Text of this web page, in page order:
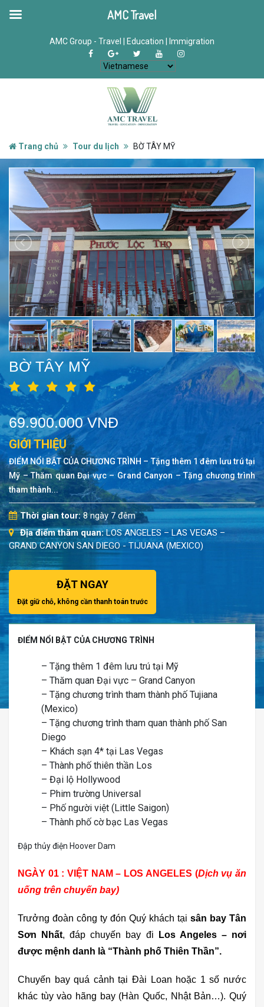
AMC Group - Travel | Education | Immigration
Trang chủ Tour du lịch BỜ TÂY MỸ
BỜ TÂY MỸ
69.900.000 VNĐ
GIỚI THIỆU
ĐIỂM NỔI BẬT CỦA CHƯƠNG TRÌNH – Tặng thêm 1 đêm lưu trú tại
Mỹ – Thăm quan Đại vực – Grand Canyon – Tặng chương trình
tham thành...
Thời gian tour:8 ngày 7 đêm
Địa điểm thăm quan:LOS ANGELES – LAS VEGAS –
GRAND CANYON SAN DIEGO - TIJUANA (MEXICO)
ĐẶT NGAY
Đặt giữ chỗ, không cần thanh toán trước
ĐIỂM NỔI BẬT CỦA CHƯƠNG TRÌNH
– Tặng thêm 1 đêm lưu trú tại Mỹ
– Thăm quan Đại vực – Grand Canyon
– Tặng chương trình tham thành phố Tujiana
(Mexico)
– Tặng chương trình tham quan thành phố San
Diego
– Khách sạn 4* tại Las Vegas
– Thành phố thiên thần Los
– Đại lộ Hollywood
– Phim trường Universal
– Phố người việt (Little Saigon)
– Thành phố cờ bạc Las Vegas
Đập thủy điện Hoover Dam
NGÀY 01 : VIỆT NAM – LOS ANGELES (Dịch vụ ăn
uống trên chuyến bay)
Trưởng đoàn công ty đón Quý khách tại sân bay Tân
Sơn Nhất, đáp chuyến bay đi
Los Angeles – nơi
được mệnh danh là “Thành phố Thiên Thần”.
Chuyến bay quá cảnh tại Đài Loan hoặc 1 số nước
khác tùy vào hãng bay (Hàn Quốc, Nhật Bản…). Quý
AMC Travel